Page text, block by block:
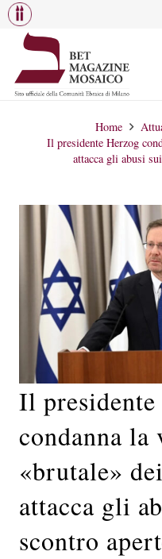
Home
Il presidente Herzog
attacca gli abusi
Il presidente
condanna la
«brutale»
attacca gli
scontro